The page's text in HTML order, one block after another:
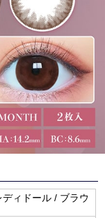
ィドール / ブラウ